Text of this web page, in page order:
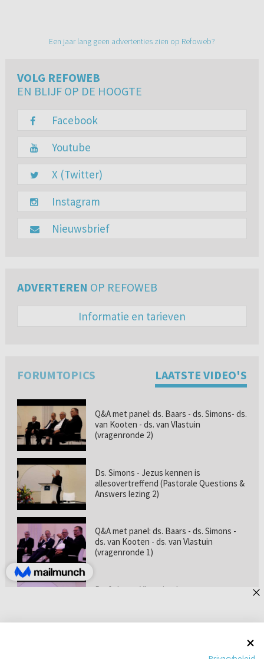
Een jaar lang geen advertenties zien op Refoweb?
VOLG REFOWEB
EN BLIJF OP DE HOOGTE
Facebook
Youtube
X (Twitter)
Instagram
Nieuwsbrief
ADVERTEREN OP REFOWEB
Informatie en tarieven
FORUMTOPICS LAATSTE VIDEO'S
Q&A met panel: ds. Baars - ds. Simons- ds.
van Kooten - ds. van Vlastuin
(vragenronde 2)
Ds. Simons - Jezus kennen is
allesovertreffend (Pastorale Questions &
Answers lezing 2)
Q&A met panel: ds. Baars - ds. Simons -
ds. van Kooten - ds. van Vlastuin
(vragenronde 1)
Prof. dr. van Vlastuin - Is